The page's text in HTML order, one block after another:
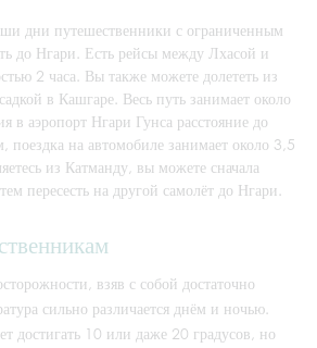
дни путешественники с ограниченным
до Нгари. Есть рейсы между Лхасой и
2 часа. Вы также можете долететь из
в Кашгаре. Весь путь занимает около
в аэропорт Нгари Гунса расстояние до
поездка на автомобиле занимает около 3,5
из Катманду, вы можете сначала
пересесть на другой самолёт до Нгари.
взяв с собой достаточно
сильно различается днём и ночью.
достигать 10 или даже 20 градусов, но